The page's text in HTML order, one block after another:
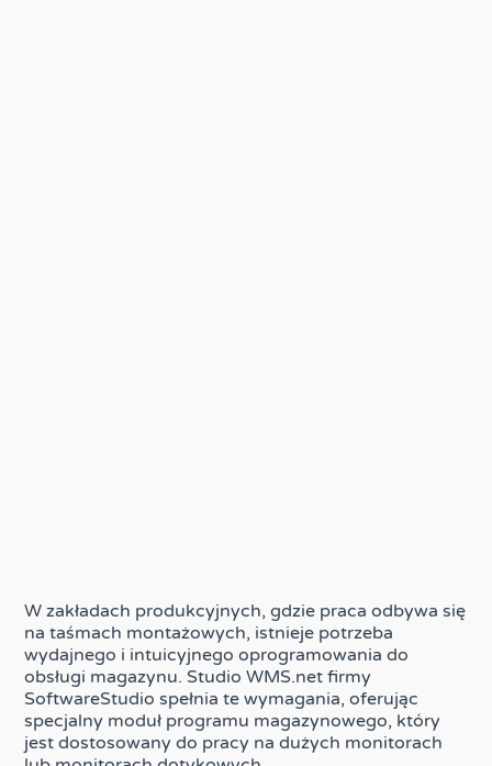
W zakładach produkcyjnych, gdzie praca odbywa się
na taśmach montażowych, istnieje potrzeba
wydajnego i intuicyjnego oprogramowania do
obsługi magazynu. Studio WMS.net firmy
SoftwareStudio spełnia te wymagania, oferując
specjalny moduł programu magazynowego, który
jest dostosowany do pracy na dużych monitorach